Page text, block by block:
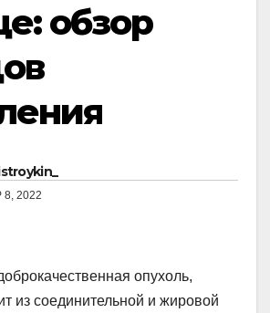
обзор
2022
опухоль,
из соединительной и жировой